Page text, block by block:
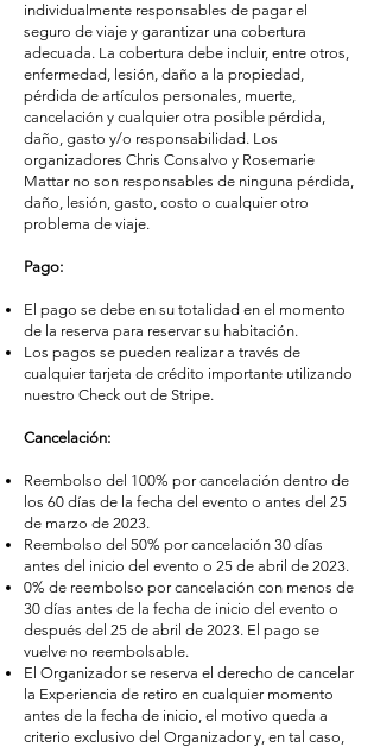
individualmente responsables de pagar el
seguro de viaje y garantizar una cobertura
adecuada. La cobertura debe incluir, entre otros,
enfermedad, lesión, daño a la propiedad,
pérdida de artículos personales, muerte,
cancelación y cualquier otra posible pérdida,
daño, gasto y/o responsabilidad. Los
organizadores Chris Consalvo y Rosemarie
Mattar no son responsables de ninguna pérdida,
daño, lesión, gasto, costo o cualquier otro
problema de viaje.
Pago:
El pago se debe en su totalidad en el momento
de la reserva para reservar su habitación.
Los pagos se pueden realizar a través de
cualquier tarjeta de crédito importante utilizando
nuestro Check out de Stripe.
Cancelación:
Reembolso del 100% por cancelación dentro de
los 60 días de la fecha del evento o antes del 25
de marzo de 2023.
Reembolso del 50% por cancelación 30 días
antes del inicio del evento o 25 de abril de 2023.
0% de reembolso por cancelación con menos de
30 días antes de la fecha de inicio del evento o
después del 25 de abril de 2023. El pago se
vuelve no reembolsable.
El Organizador se reserva el derecho de cancelar
la Experiencia de retiro en cualquier momento
antes de la fecha de inicio, el motivo queda a
criterio exclusivo del Organizador y, en tal caso,